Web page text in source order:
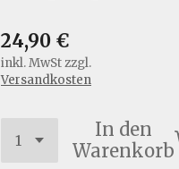
24,90 €
inkl. MwSt zzgl.
Versandkosten
In den
Warenkorb